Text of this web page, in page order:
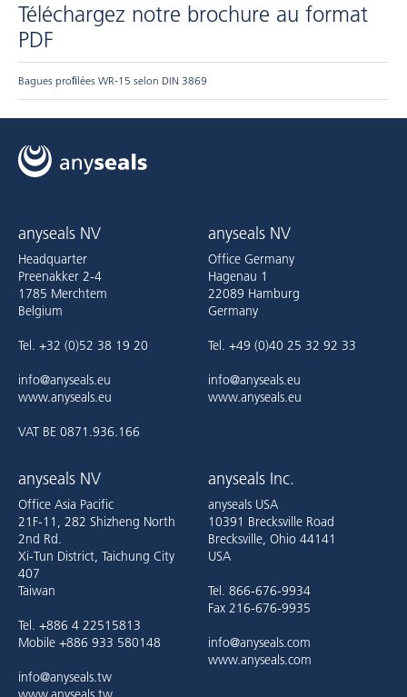
Téléchargez notre brochure au format
PDF
Bagues proﬁlées WR-15 selon DIN 3869
anyseals NV
Headquarter
Preenakker 2-4
1785 Merchtem
Belgium
Tel. +32 (0)52 38 19 20
info@anyseals.eu
www.anyseals.eu
VAT BE 0871.936.166
anyseals NV
Office Germany
Hagenau 1
22089 Hamburg
Germany
Tel. +49 (0)40 25 32 92 33
info@anyseals.eu
www.anyseals.eu
anyseals NV
Office Asia Pacific
21F-11, 282 Shizheng North
2nd Rd.
Xi-Tun District, Taichung City
407
Taiwan
Tel. +886 4 22515813
Mobile +886 933 580148
info@anyseals.tw
anyseals Inc.
anyseals USA
10391 Brecksville Road
Brecksville, Ohio 44141
USA
Tel. 866-676-9934
Fax 216-676-9935
info@anyseals.com
www.anyseals.com